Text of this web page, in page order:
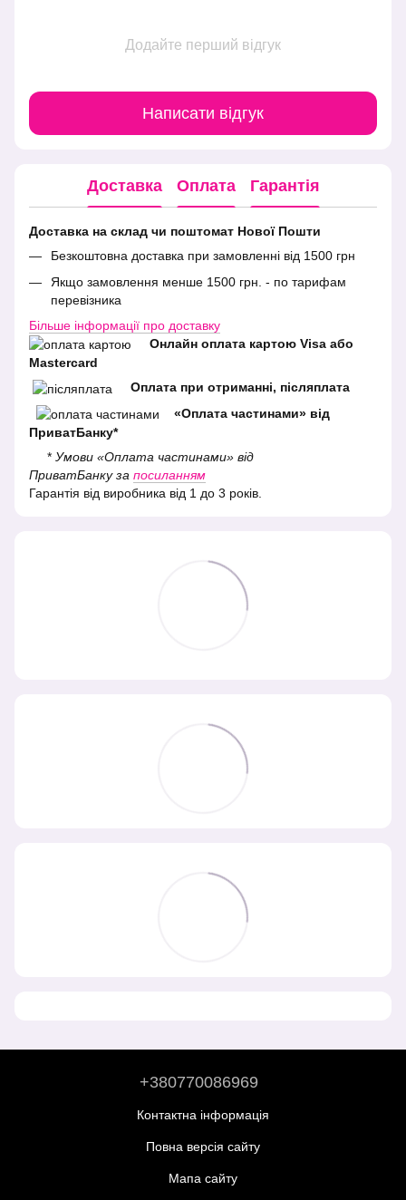
Додайте перший відгук
Написати відгук
Доставка Оплата Гарантія
Доставка на склад чи поштомат Нової Пошти
Безкоштовна доставка при замовленні від 1500 грн
Якщо замовлення менше 1500 грн. - по тарифам
перевізника
Більше інформації про доставку
Онлайн оплата картою Visa або
Mastercard
Оплата при отриманні, післяплата
«Оплата частинами» від
ПриватБанку*
* Умови «Оплата частинами» від
ПриватБанку за посиланням
Гарантія від виробника від 1 до 3 років.
+380770086969
Контактна інформація
Повна версія сайту
Мапа сайту